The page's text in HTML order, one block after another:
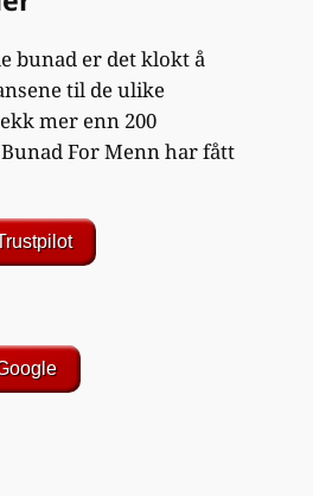
bunad er det klokt å
til de ulike
mer enn 200
For Menn har fått